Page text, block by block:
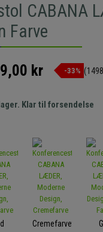
CABANA
Farve
kr -33%
Klar til forsendelse
Cremefarvet